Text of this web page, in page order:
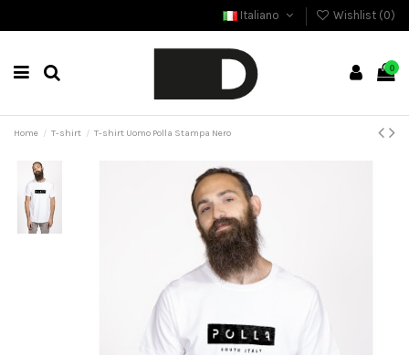
Italiano Wishlist (0)
0
Home T-shirt T-shirt Uomo Polla Stampa Nero